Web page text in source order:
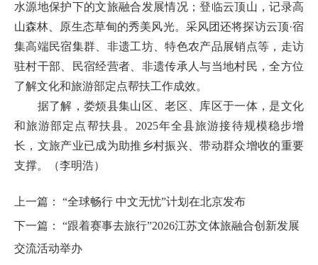
水源地保护下的文旅融合发展情况；登临云顶山，记录高
山森林、原生态草甸的秀美风光。采风团还将探访云顶·宿
集高端民宿集群、非遗工坊、特色农产品展销点等，走访
驻村干部、民宿经营者、非遗传承人与当地村民，全方位
了解文化和旅游部定点帮扶工作成效。
据了解，娄烦县集山区、老区、库区于一体，是文化
和旅游部定点帮扶县。2025年全县旅游接待规模稳步增
长，文旅产业已成为助推乡村振兴、带动群众增收的重要
支撑。
（李明浩）
上一篇： “全球畅行 中文无忧”计划在北京发布
下一篇： “跟着赛事去旅行”2026江苏文体旅融合创新发展
交流活动举办